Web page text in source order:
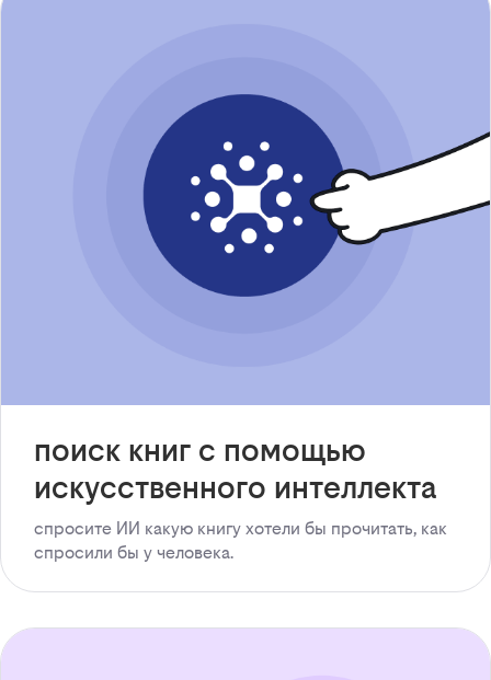
поиск книг с помощью
искусственного интеллекта
спросите ИИ какую книгу хотели бы прочитать, как
спросили бы у человека.